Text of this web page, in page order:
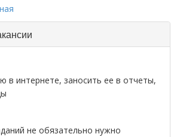
в интернете, заносить ее в отчеты,
не обязательно нужно